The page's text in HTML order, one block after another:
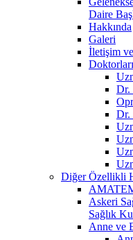
Daire
Hakkında
Galeri
İletişim
Dr.
Dr.
Diğer Özellikli
Askeri
Sağlık
Anne ve